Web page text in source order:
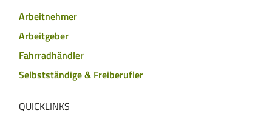
Arbeitnehmer
Arbeitgeber
Fahrradhändler
Selbstständige & Freiberufler
QUICKLINKS